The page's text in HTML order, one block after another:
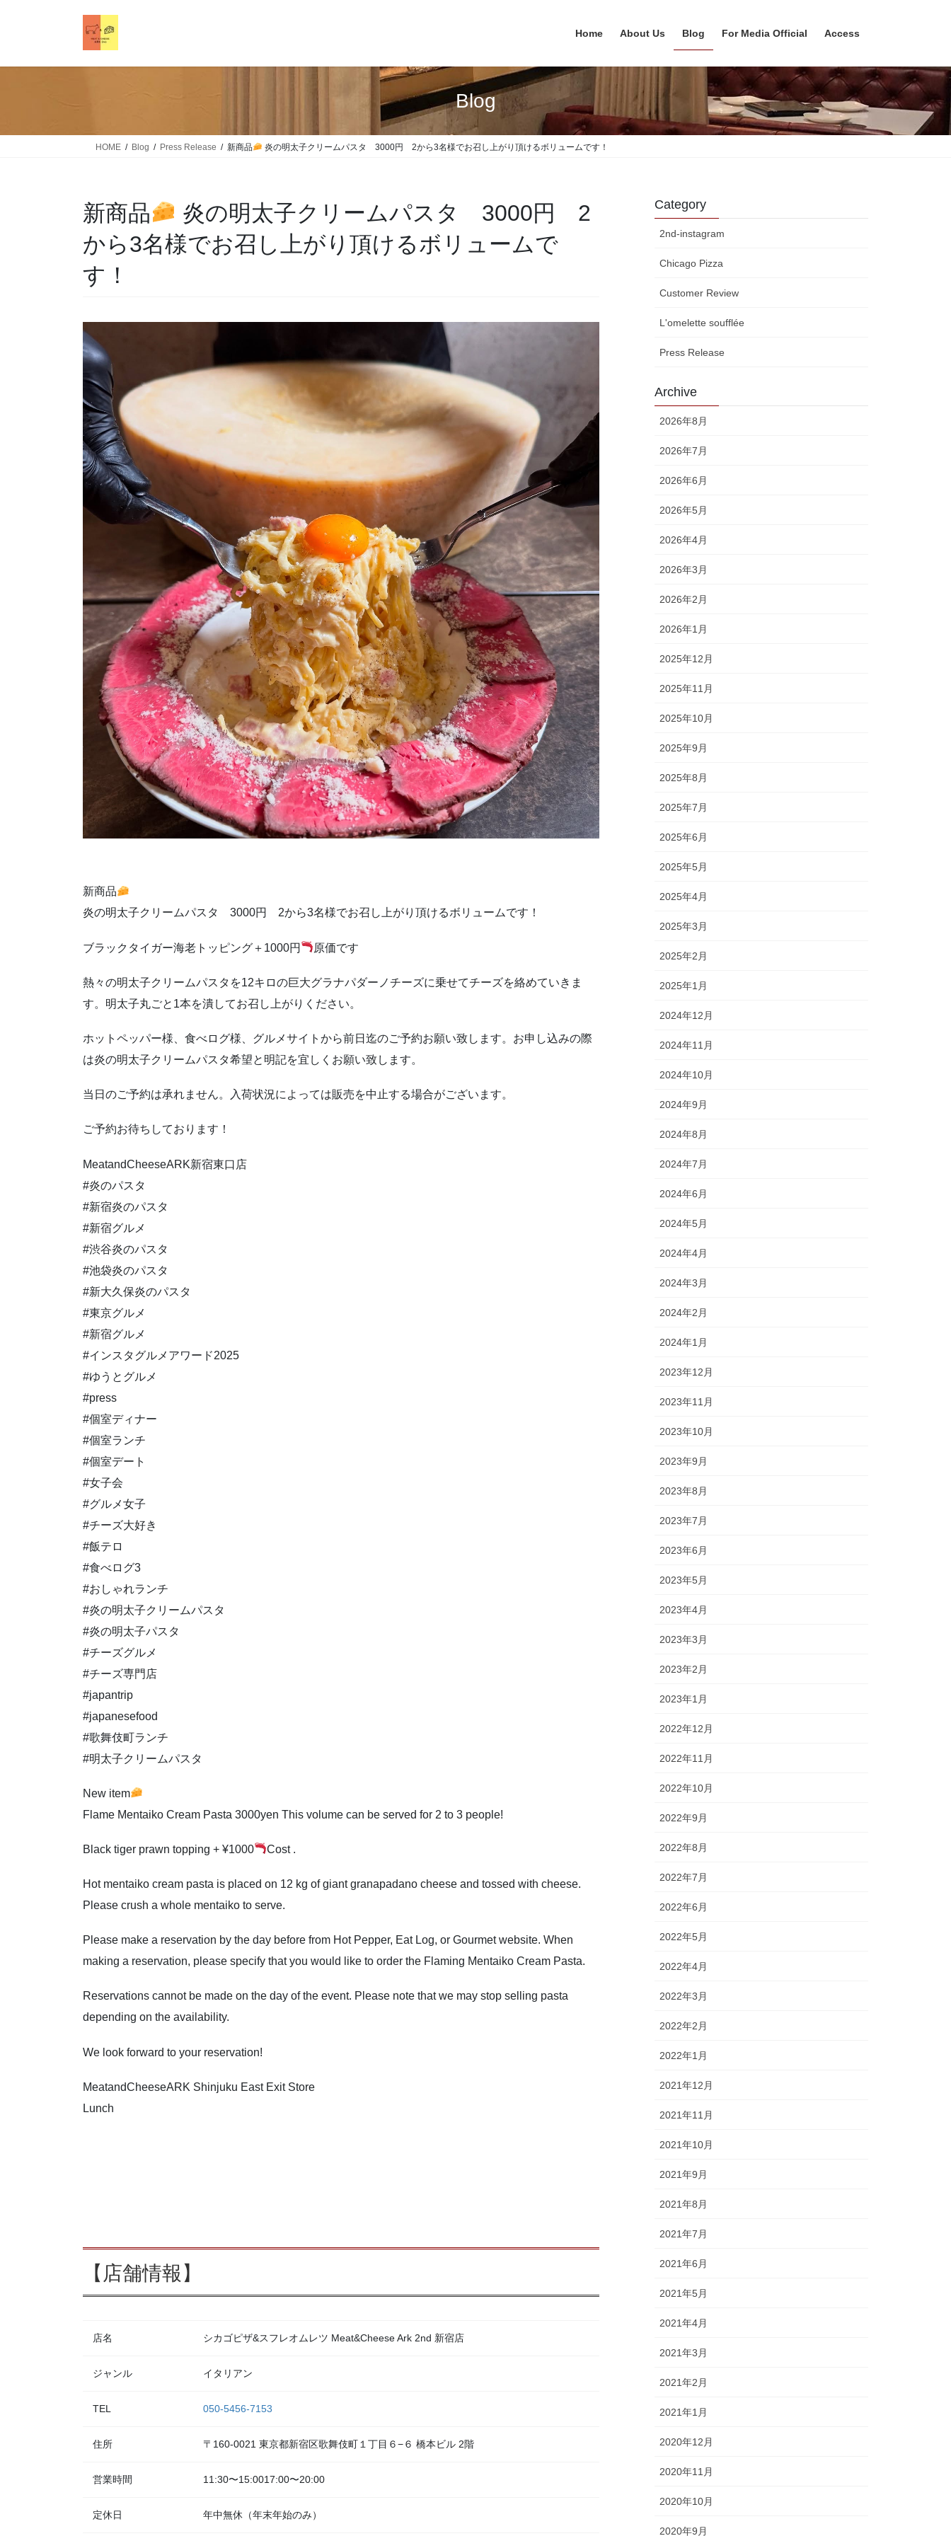
Home About Us Blog For Media Official Access
Blog
HOME Blog Press Release 新商品 炎の明太子クリームパスタ 3000円 2から3名様でお召し上がり頂けるボリュームです！
新商品
炎の明太子クリームパスタ 3000円 2
から3名様でお召し上がり頂けるボリュームで
す！
新商品
炎の明太子クリームパスタ 3000円 2から3名様でお召し上がり頂けるボリュームです！
ブラックタイガー海老トッピング＋1000円 原価です
熱々の明太子クリームパスタを12キロの巨大グラナパダーノチーズに乗せてチーズを絡めていきま
す。明太子丸ごと1本を潰してお召し上がりください。
ホットペッパー様、食べログ様、グルメサイトから前日迄のご予約お願い致します。お申し込みの際
は炎の明太子クリームパスタ希望と明記を宜しくお願い致します。
当日のご予約は承れません。入荷状況によっては販売を中止する場合がございます。
ご予約お待ちしております！
MeatandCheeseARK新宿東口店
#炎のパスタ
#新宿炎のパスタ
#新宿グルメ
#渋谷炎のパスタ
#池袋炎のパスタ
#新大久保炎のパスタ
#東京グルメ
#新宿グルメ
#インスタグルメアワード2025
#ゆうとグルメ
#press
#個室ディナー
#個室ランチ
#個室デート
#女子会
#グルメ女子
#チーズ大好き
#飯テロ
#食べログ3
#おしゃれランチ
#炎の明太子クリームパスタ
#炎の明太子パスタ
#チーズグルメ
#チーズ専門店
#japantrip
#japanesefood
#歌舞伎町ランチ
#明太子クリームパスタ
New item
Flame Mentaiko Cream Pasta 3000yen This volume can be served for 2 to 3 people!
Black tiger prawn topping + ¥1000 Cost .
Hot mentaiko cream pasta is placed on 12 kg of giant granapadano cheese and tossed with cheese.
Please crush a whole mentaiko to serve.
Please make a reservation by the day before from Hot Pepper, Eat Log, or Gourmet website. When
making a reservation, please specify that you would like to order the Flaming Mentaiko Cream Pasta.
Reservations cannot be made on the day of the event. Please note that we may stop selling pasta
depending on the availability.
We look forward to your reservation!
MeatandCheeseARK Shinjuku East Exit Store
Lunch
【店舗情報】
店名 シカゴピザ&スフレオムレツ Meat&Cheese Ark 2nd 新宿店
ジャンル イタリアン
TEL 050-5456-7153
住所 〒160-0021 東京都新宿区歌舞伎町１丁目６−６ 橋本ビル 2階
営業時間 11:30〜15:0017:00〜20:00
定休日 年中無休（年末年始のみ）
Category
2nd-instagram
Chicago Pizza
Customer Review
L'omelette soufflée
Press Release
Archive
2026年8月
2026年7月
2026年6月
2026年5月
2026年4月
2026年3月
2026年2月
2026年1月
2025年12月
2025年11月
2025年10月
2025年9月
2025年8月
2025年7月
2025年6月
2025年5月
2025年4月
2025年3月
2025年2月
2025年1月
2024年12月
2024年11月
2024年10月
2024年9月
2024年8月
2024年7月
2024年6月
2024年5月
2024年4月
2024年3月
2024年2月
2024年1月
2023年12月
2023年11月
2023年10月
2023年9月
2023年8月
2023年7月
2023年6月
2023年5月
2023年4月
2023年3月
2023年2月
2023年1月
2022年12月
2022年11月
2022年10月
2022年9月
2022年8月
2022年7月
2022年6月
2022年5月
2022年4月
2022年3月
2022年2月
2022年1月
2021年12月
2021年11月
2021年10月
2021年9月
2021年8月
2021年7月
2021年6月
2021年5月
2021年4月
2021年3月
2021年2月
2021年1月
2020年12月
2020年11月
2020年10月
2020年9月